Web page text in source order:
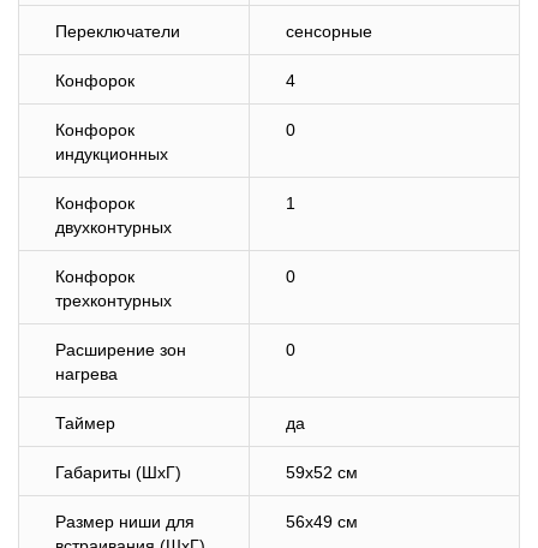
Переключатели сенсорные
Конфорок 4
Конфорок
индукционных
0
Конфорок
двухконтурных
1
Конфорок
трехконтурных
0
Расширение зон
нагрева
0
Таймер да
Габариты (ШхГ) 59х52 см
Размер ниши для
56х49 см